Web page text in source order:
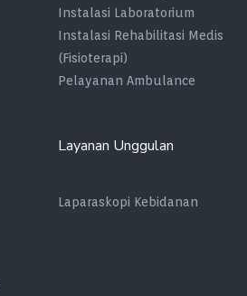
Instalasi Laboratorium
Instalasi Rehabilitasi Medis
(Fisioterapi)
Pelayanan Ambulance
Layanan Unggulan
Laparaskopi Kebidanan